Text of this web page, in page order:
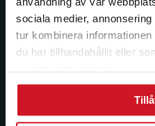
sociala medier,
tur kombinera
du har tillhandahållit eller